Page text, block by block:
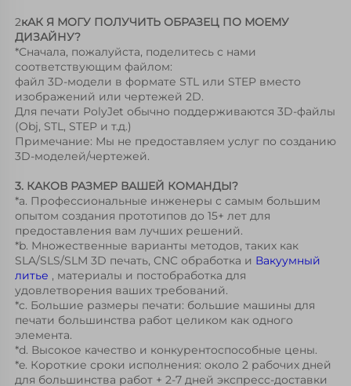
2кАК Я МОГУ ПОЛУЧИТЬ ОБРАЗЕЦ ПО МОЕМУ
ДИЗАЙНУ?
*Сначала, пожалуйста, поделитесь с нами
соответствующим файлом:
файл 3D-модели в формате STL или STEP вместо
изображений или чертежей 2D.
Для печати PolyJet обычно поддерживаются 3D-файлы
(Obj, STL, STEP и т.д.)
Примечание: Мы не предоставляем услуг по созданию
3D-моделей/чертежей.
3. КАКОВ РАЗМЕР ВАШЕЙ КОМАНДЫ?
*a. Профессиональные инженеры с самым большим
опытом создания прототипов до 15+ лет для
предоставления вам лучших решений.
*b. Множественные варианты методов, таких как
SLA/SLS/SLM 3D печать, CNC обработка и Вакуумный
литье , материалы и постобработка для
удовлетворения ваших требований.
*c. Большие размеры печати: большие машины для
печати большинства работ целиком как одного
элемента.
*d. Высокое качество и конкурентоспособные цены.
*e. Короткие сроки исполнения: около 2 рабочих дней
для большинства работ + 2-7 дней экспресс-доставки